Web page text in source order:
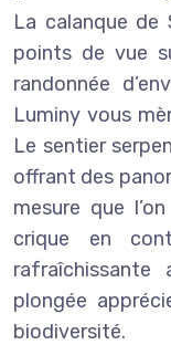
La calanque de
points de vue
randonnée
Luminy vous
Le sentier
offrant des
mesure que
crique en
rafraîchissante
plongée
biodiversité.